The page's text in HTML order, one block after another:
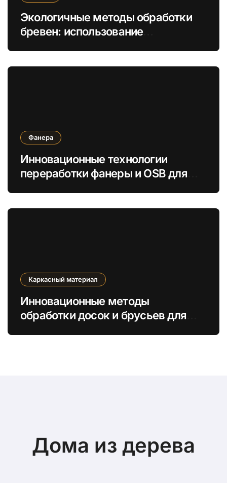
Экологичные методы обработки
бревен: использование
Фанера
Инновационные технологии
переработки фанеры и OSB для
Каркасный материал
Инновационные методы
обработки досок и брусьев для
Дома из дерева